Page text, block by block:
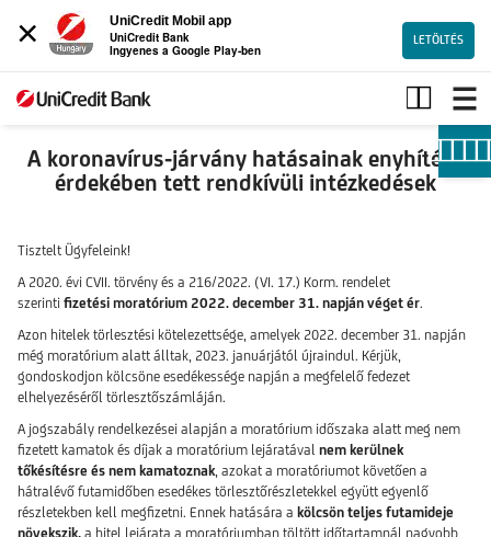
×
UniCredit Mobil app
UniCredit Bank
Ingyenes a Google Play-ben
LETÖLTÉS
Koronavírus-
járvány
információk
A koronavírus-járvány hatásainak enyhítése
érdekében tett rendkívüli intézkedések
Tisztelt Ügyfeleink!
A 2020. évi CVII. törvény és a 216/2022. (VI. 17.) Korm. rendelet
szerinti fizetési moratórium 2022. december 31. napján véget ér.
Azon hitelek törlesztési kötelezettsége, amelyek 2022. december 31. napján
még moratórium alatt álltak, 2023. januárjától újraindul. Kérjük,
gondoskodjon kölcsöne esedékessége napján a megfelelő fedezet
elhelyezéséről törlesztőszámláján.
A jogszabály rendelkezései alapján a moratórium időszaka alatt meg nem
fizetett kamatok és díjak a moratórium lejáratával nem kerülnek
tőkésítésre és nem kamatoznak , azokat a moratóriumot követően a
hátralévő futamidőben esedékes törlesztőrészletekkel együtt egyenlő
részletekben kell megfizetni. Ennek hatására a kölcsön teljes futamideje
növekszik, a hitel lejárata a moratóriumban töltött időtartamnál nagyobb